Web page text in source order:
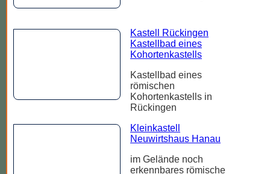
Kastell Rückingen
Kastellbad eines
Kohortenkastells
Kastellbad eines
römischen
Kohortenkastells in
Rückingen
Kleinkastell
Neuwirtshaus Hanau
im Gelände noch
erkennbares römische